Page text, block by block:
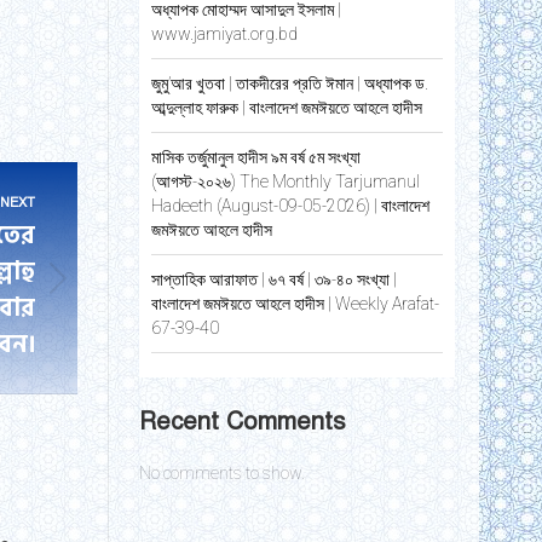
NEXT
অধ্যাপক মোহাম্মদ আসাদুল ইসলাম |
www.jamiyat.org.bd
জুমু’আর খুতবা | তাকদীরের প্রতি ঈমান | অধ্যাপক ড.
আব্দুল্লাহ ফারুক | বাংলাদেশ জমঈয়তে আহলে হাদীস
মাসিক তর্জুমানুল হাদীস ৯ম বর্ষ ৫ম সংখ্যা
(আগস্ট-২০২৬) The Monthly Tarjumanul
Hadeeth (August-09-05-2026) | বাংলাদেশ
জমঈয়তে আহলে হাদীস
সাপ্তাহিক আরাফাত | ৬৭ বর্ষ | ৩৯-৪০ সংখ্যা |
বাংলাদেশ জমঈয়তে আহলে হাদীস | Weekly Arafat-
67-39-40
Recent Comments
No comments to show.